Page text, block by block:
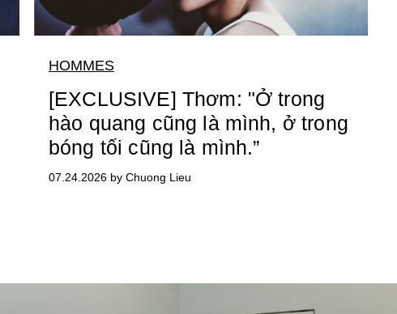
HOMMES
[EXCLUSIVE] Thơm: "Ở trong
hào quang cũng là mình, ở trong
bóng tối cũng là mình.”
07.24.2026 by Chuong Lieu